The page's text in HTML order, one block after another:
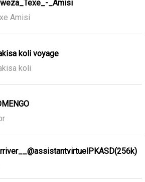
_Amisi
Amisi
koli voyage
koli